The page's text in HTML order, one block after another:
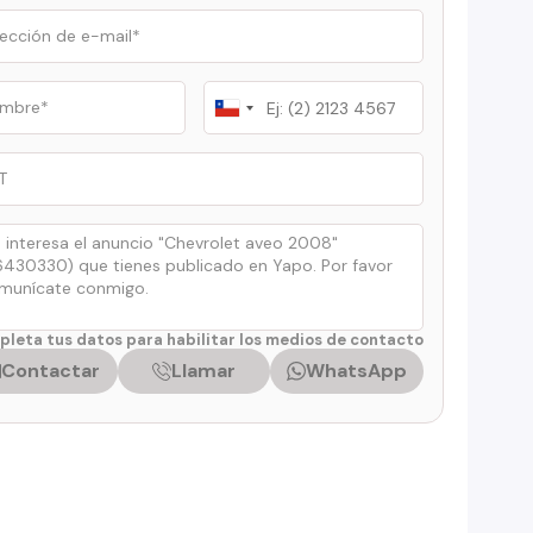
Chile
+56
tus datos para habilitar los medios de contacto
Contactar Llamar WhatsApp